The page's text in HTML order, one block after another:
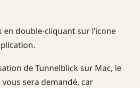
en double-cliquant sur l’icone
de Tunnelblick sur Mac, le
sera demandé, car